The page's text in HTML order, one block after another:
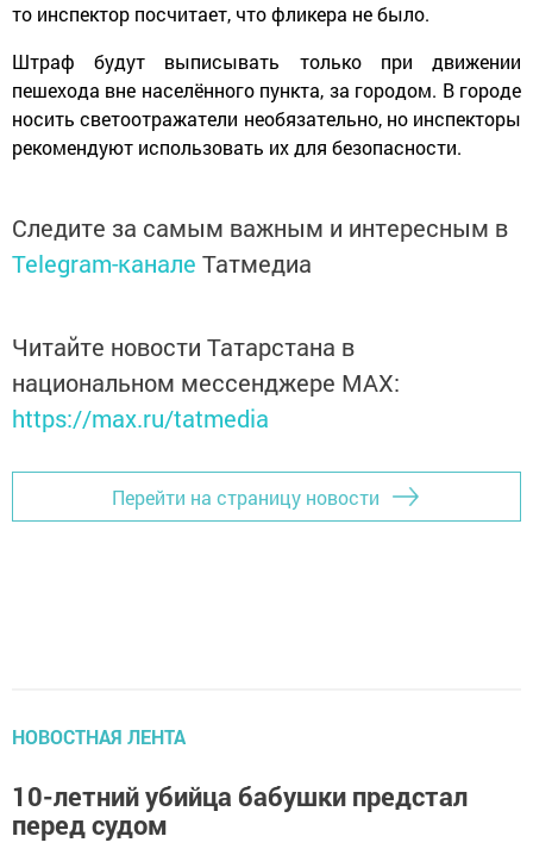
то инспектор посчитает, что фликера не было.
Штраф будут выписывать только при движении
пешехода вне населённого пункта, за городом. В городе
носить светоотражатели необязательно, но инспекторы
рекомендуют использовать их для безопасности.
Следите за самым важным и интересным в
Telegram-канале Татмедиа
Читайте новости Татарстана в
национальном мессенджере MАХ:
https://max.ru/tatmedia
Перейти на страницу новости
НОВОСТНАЯ ЛЕНТА
10-летний убийца бабушки предстал
перед судом